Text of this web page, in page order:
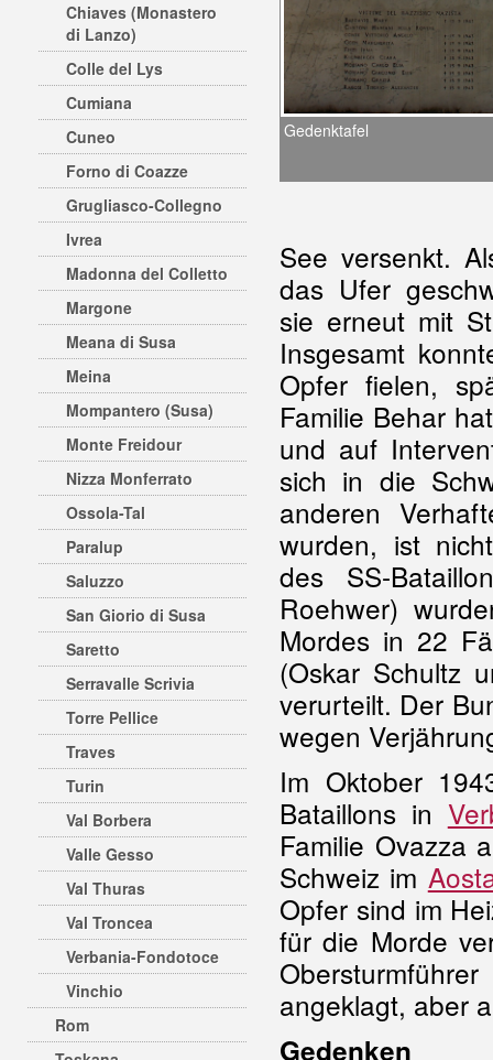
Chiaves (Monastero
di Lanzo)
Colle del Lys
Cumiana
Cuneo
Forno di Coazze
Grugliasco-Collegno
Ivrea
Madonna del Colletto
Margone
Meana di Susa
Meina
Mompantero (Susa)
Monte Freidour
Nizza Monferrato
Ossola-Tal
Paralup
Saluzzo
San Giorio di Susa
Saretto
Serravalle Scrivia
Torre Pellice
Traves
Turin
Val Borbera
Valle Gesso
Val Thuras
Val Troncea
Verbania-Fondotoce
Vinchio
Rom
Gedenktafel
See versenkt.
das Ufer
sie erneut mit
Insgesamt
Opfer fielen,
Familie Behar
und auf
sich in die
anderen
wurden, ist
des SS-
Roehwer)
Mordes in 22
(Oskar Schultz
verurteilt. Der
wegen
Im Oktober
Bataillons in
Familie Ovazza
Schweiz im
Opfer sind im
für die Morde
angeklagt, aber
Gedenken